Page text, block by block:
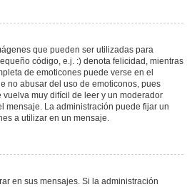
que pueden ser utilizadas para
código, e.j. :) denota felicidad, mientras
de emoticones puede verse en el
no abusar del uso de emoticonos, pues
muy difícil de leer y un moderador
mensaje. La administración puede fijar un
a utilizar en un mensaje.
en sus mensajes. Si la administración